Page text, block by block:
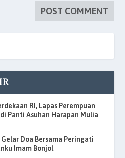
RI, Lapas Perempuan
Panti Asuhan Harapan Mulia
Doa Bersama Peringati
Imam Bonjol